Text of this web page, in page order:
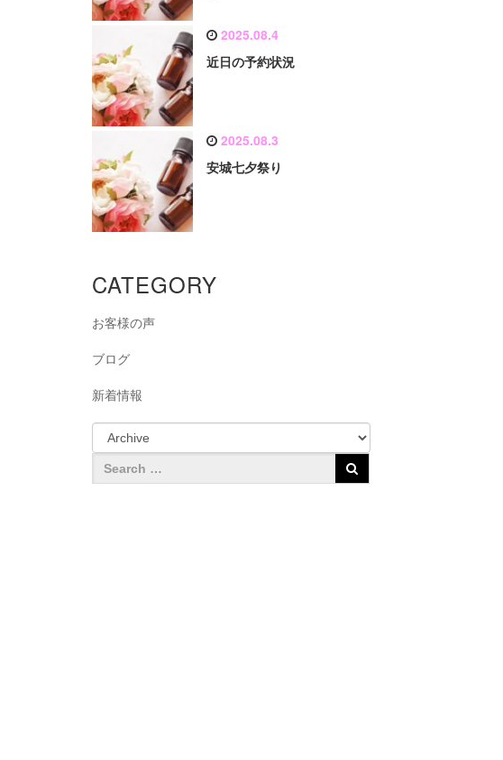
2025.08.4
近日の予約状況
2025.08.3
安城七夕祭り
CATEGORY
お客様の声
ブログ
新着情報